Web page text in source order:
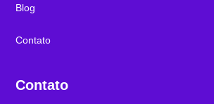
Blog
Contato
Contato